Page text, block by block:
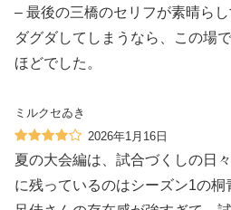
– 最後の三橋のセリフが素晴ら
ダグダしてしまうなら、この場
ほどでした。
ミルクセゐき
2026年1月16日
夏の大会編は、試合づくしの日
に残っているのはシーズン1の